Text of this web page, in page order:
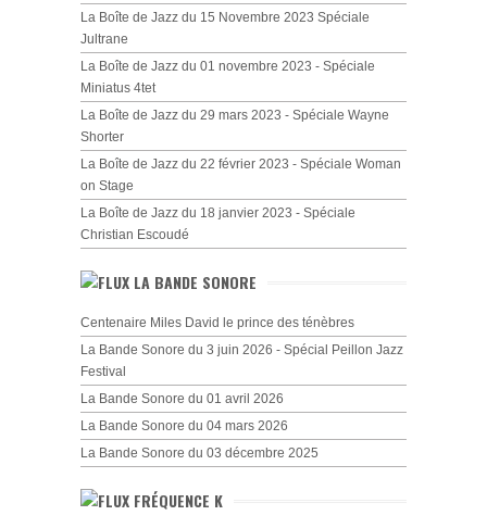
La Boîte de Jazz du 15 Novembre 2023 Spéciale
Jultrane
La Boîte de Jazz du 01 novembre 2023 - Spéciale
Miniatus 4tet
La Boîte de Jazz du 29 mars 2023 - Spéciale Wayne
Shorter
La Boîte de Jazz du 22 février 2023 - Spéciale Woman
on Stage
La Boîte de Jazz du 18 janvier 2023 - Spéciale
Christian Escoudé
LA BANDE SONORE
Centenaire Miles David le prince des ténèbres
La Bande Sonore du 3 juin 2026 - Spécial Peillon Jazz
Festival
La Bande Sonore du 01 avril 2026
La Bande Sonore du 04 mars 2026
La Bande Sonore du 03 décembre 2025
FRÉQUENCE K